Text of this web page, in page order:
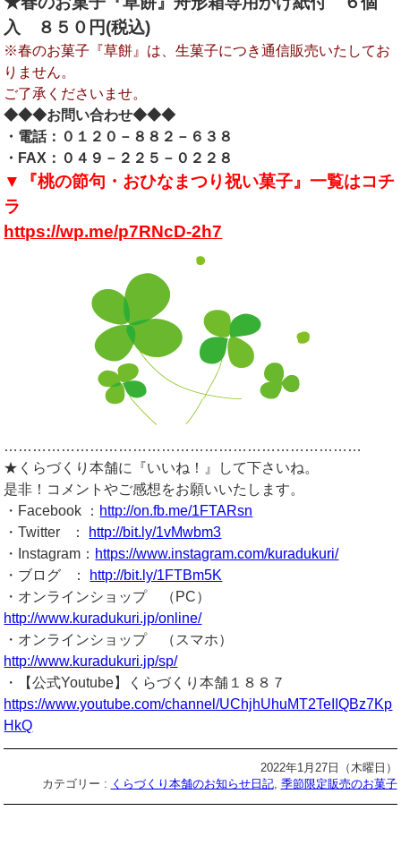
入 ８５０円(税込)
※春のお菓子『草餅』は、生菓子につき通信販売いたしてお
りません。
ご了承くださいませ。
◆◆◆お問い合わせ◆◆◆
・電話：０１２０－８８２－６３８
・FAX：０４９－２２５－０２２８
▼『桃の節句・おひなまつり祝い菓子』一覧はコチ
ラ
https://wp.me/p7RNcD-2h7
…………………………………………………………………
★くらづくり本舗に『いいね！』して下さいね。
是非！コメントやご感想をお願いいたします。
・Facebook ： http://on.fb.me/1FTARsn
・Twitter ： http://bit.ly/1vMwbm3
・Instagram： https://www.instagram.com/kuradukuri/
・ブログ ： http://bit.ly/1FTBm5K
・オンラインショップ （PC）
http://www.kuradukuri.jp/online/
・オンラインショップ （スマホ）
http://www.kuradukuri.jp/sp/
・【公式Youtube】くらづくり本舗１８８７
https://www.youtube.com/channel/UChjhUhuMT2TeIIQBz7Kp
HkQ
2022年1月27日（木曜日）
カテゴリー : くらづくり本舗のお知らせ日記, 季節限定販売のお菓子